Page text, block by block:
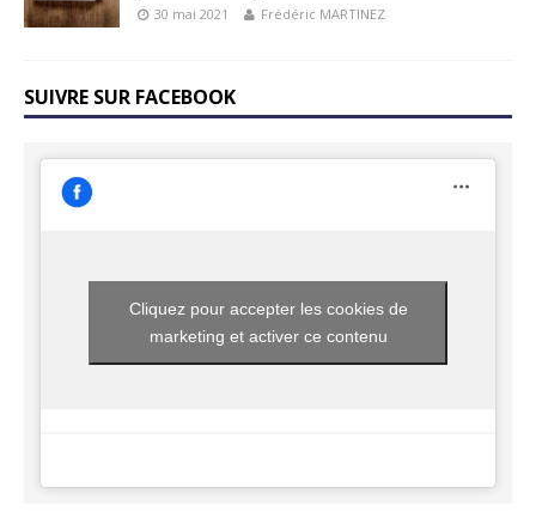
30 mai 2021 Frédéric MARTINEZ
SUIVRE SUR FACEBOOK
Cliquez pour accepter les cookies de
marketing et activer ce contenu